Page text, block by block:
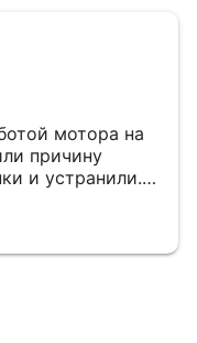
мотора на
причину
и устранили.